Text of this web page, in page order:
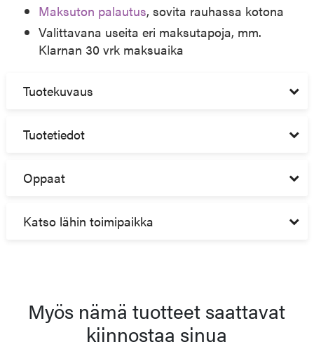
Maksuton palautus, sovita rauhassa kotona
Valittavana useita eri maksutapoja, mm.
Klarnan 30 vrk maksuaika
Tuotekuvaus
Tuotetiedot
Oppaat
Katso lähin toimipaikka
Myös nämä tuotteet saattavat
kiinnostaa sinua